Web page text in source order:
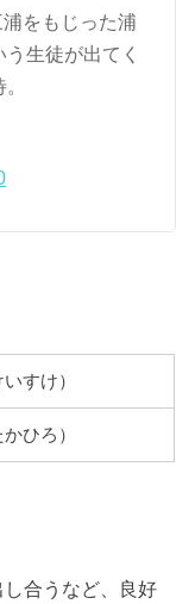
をもじった浦
生徒が出てく
すけ）
ひろ）
合うなど、良好